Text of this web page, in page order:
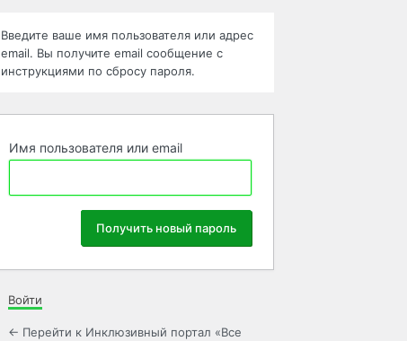
Введите ваше имя пользователя или адрес
email. Вы получите email сообщение с
инструкциями по сбросу пароля.
Имя пользователя или email
Войти
← Перейти к Инклюзивный портал «Все